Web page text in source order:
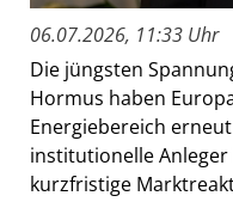
06.07.2026, 11:33 Uhr
Die jüngsten
Hormus haben
Energiebereich
institutionelle
kurzfristige